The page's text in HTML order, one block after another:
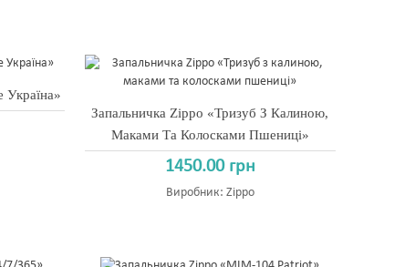
Україна»
Запальничка Zippo «Тризуб З Калиною,
Маками Та Колосками Пшениці»
1450.00 грн
Виробник: Zippo